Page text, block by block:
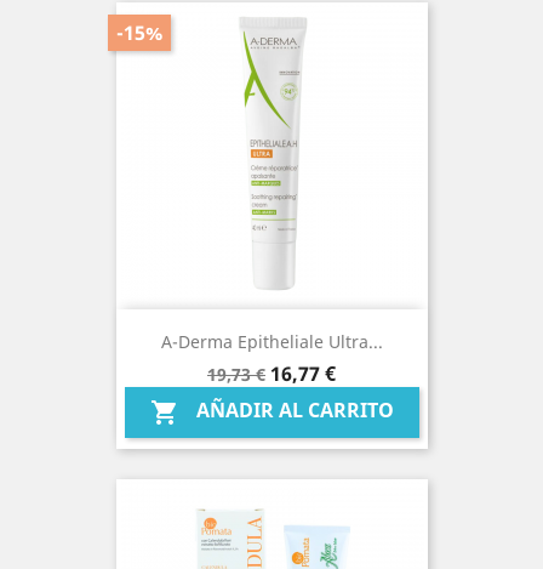
A-Derma Epitheliale Ultra...
Precio
base
19,73 €
-15%
Precio
16,77 €
 AÑADIR AL CARRITO